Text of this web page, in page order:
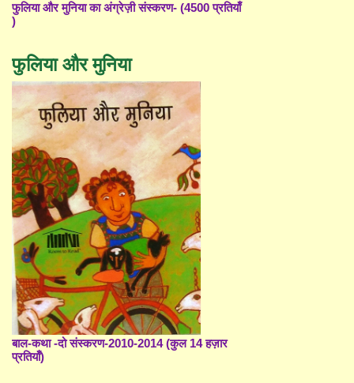
फुलिया और मुनिया का अंग्रेज़ी संस्करण- (4500 प्रतियाँ
)
फुलिया और मुनिया
बाल-कथा -दो संस्करण-2010-2014 (कुल 14 हज़ार
प्रतियाँ)